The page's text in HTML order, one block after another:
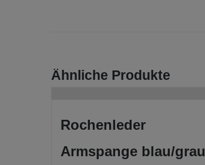
Ähnliche Produkte
Rochenleder
Armspange blau/grau